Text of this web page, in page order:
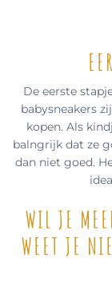
De eerste
babysneakers
kopen. Als
balngrijk dat ze
dan niet goed.
WIL JE
WEET JE